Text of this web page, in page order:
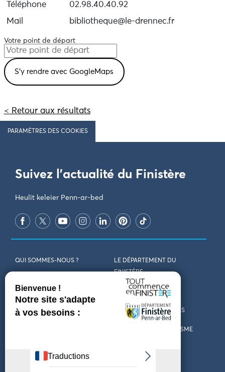
Téléphone
02.98.40.40.92
Mail
bibliotheque@le-drennec.fr
Votre point de départ
< Retour aux résultats
PARAMÈTRES DES COOKIES
Suivez l'actualité du Finistère
Heulit keleier Penn-ar-bed
QUI SOMMES-NOUS ?
LE DÉPARTEMENT DU
FINISTÈRE
REJOIGNEZ-NOUS VENIR EN FINISTÈRE
CONTACT CARTES ET BROCHURES
LES OFFICES DE TOURISME